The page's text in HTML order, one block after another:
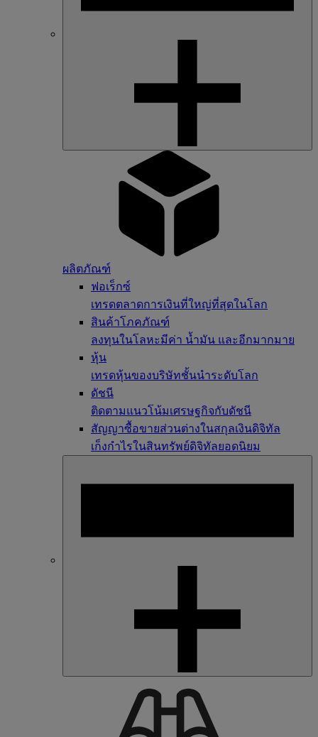
ผลิตภัณฑ์
ฟอเร็กซ์
เทรดตลาดการเงินที่ใหญ่ที่สุดในโลก
สินค้าโภคภัณฑ์
ลงทุนในโลหะมีค่า น้ำมัน และอีกมากมาย
หุ้น
เทรดหุ้นของบริษัทชั้นนำระดับโลก
ดัชนี
ติดตามแนวโน้มเศรษฐกิจกับดัชนี
สัญญาซื้อขายส่วนต่างในสกุลเงินดิจิทัล
เก็งกำไรในสินทรัพย์ดิจิทัลยอดนิยม